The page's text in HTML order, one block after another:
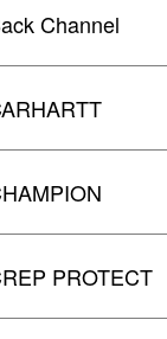
Channel
PROTECT